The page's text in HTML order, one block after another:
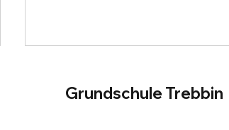
Grundschule Trebbin